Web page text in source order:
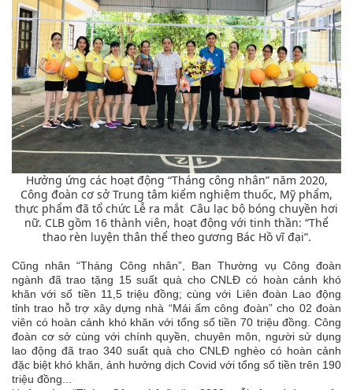
Hưởng ứng các hoạt động “Tháng công nhân” năm 2020,
Công đoàn cơ sở Trung tâm kiểm nghiệm thuốc, Mỹ phẩm,
thực phẩm đã tổ chức Lễ ra mắt Câu lạc bộ bóng chuyền hơi
nữ. CLB gồm 16 thành viên, hoạt động với tinh thần: “Thể
thao rèn luyện thân thể theo gương Bác Hồ vĩ đại”.
Cũng nhân “Tháng Công nhân”, Ban Thường vụ Công đoàn
ngành đã trao tặng 15 suất quà cho CNLĐ có hoàn cảnh khó
khăn với số tiền 11,5 triệu đồng; cùng với Liên đoàn Lao động
tỉnh trao hỗ trợ xây dựng nhà “Mái ấm công đoàn” cho 02 đoàn
viên có hoàn cảnh khó khăn với tổng số tiền 70 triệu đồng. Công
đoàn cơ sở cùng với chính quyền, chuyên môn, người sử dụng
lao động đã trao 340 suất quà cho CNLĐ nghèo có hoàn cảnh
đặc biệt khó khăn, ảnh hưởng dịch Covid với tổng số tiền trên 190
triệu đồng...